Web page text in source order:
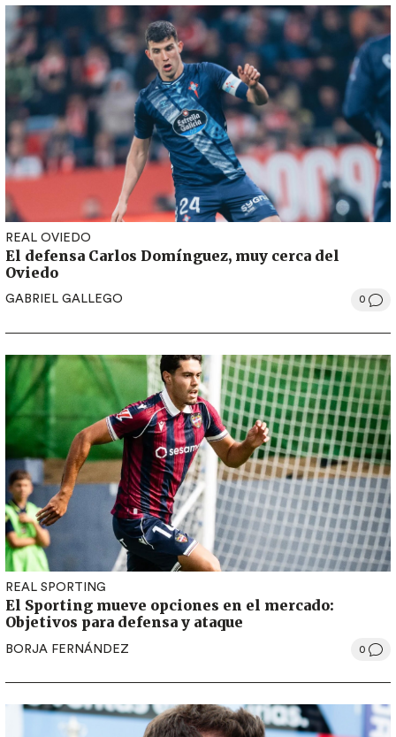
REAL OVIEDO
El defensa Carlos Domínguez, muy cerca del
Oviedo
GABRIEL GALLEGO 0
REAL SPORTING
El Sporting mueve opciones en el mercado:
Objetivos para defensa y ataque
BORJA FERNÁNDEZ 0